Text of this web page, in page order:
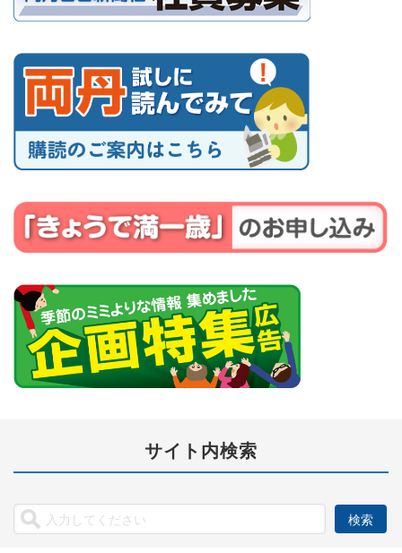
サイト内検索